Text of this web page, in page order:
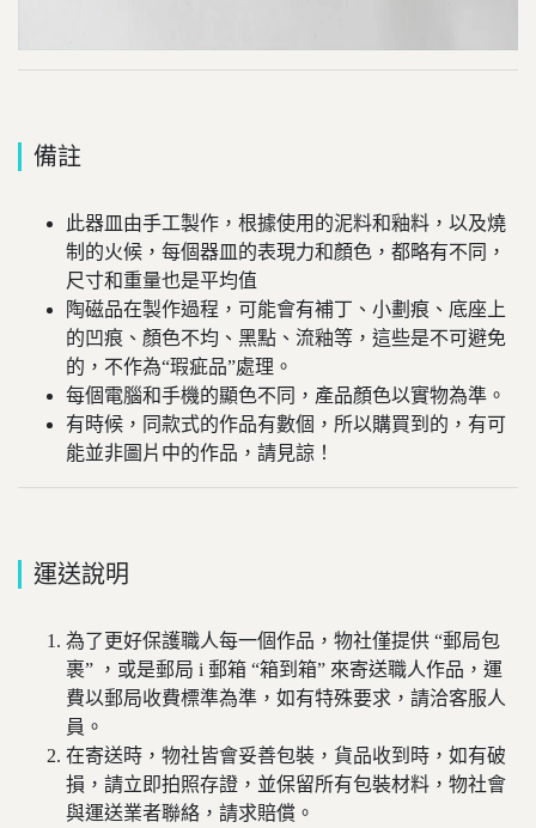
備註
此器皿由手工製作，根據使用的泥料和釉料，以及燒
制的火候，每個器皿的表現力和顏色，都略有不同，
尺寸和重量也是平均值
陶磁品在製作過程，可能會有補丁、小劃痕、底座上
的凹痕、顏色不均、黑點、流釉等，這些是不可避免
的，不作為“瑕疵品”處理。
每個電腦和手機的顯色不同，產品顏色以實物為準。
有時候，同款式的作品有數個，所以購買到的，有可
能並非圖片中的作品，請見諒！
運送說明
為了更好保護職人每一個作品，物社僅提供 “郵局包
裹” ，或是郵局 i 郵箱 “箱到箱” 來寄送職人作品，運
費以郵局收費標準為準，如有特殊要求，請洽客服人
員。
在寄送時，物社皆會妥善包裝，貨品收到時，如有破
損，請立即拍照存證，並保留所有包裝材料，物社會
與運送業者聯絡，請求賠償。